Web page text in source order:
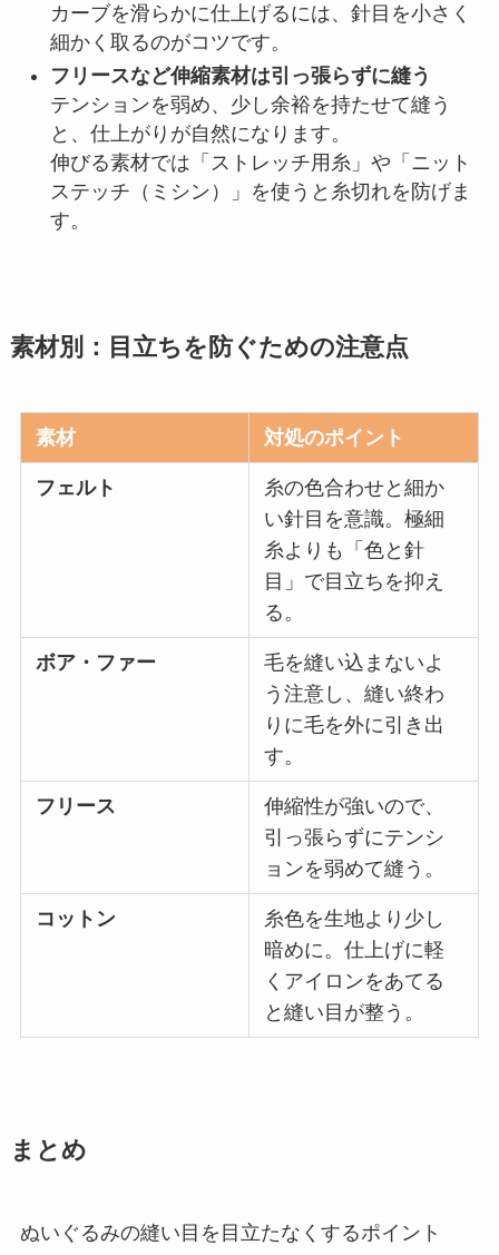
カーブを滑らかに仕上げるには、針目を小さく
細かく取るのがコツです。
フリースなど伸縮素材は引っ張らずに縫う
テンションを弱め、少し余裕を持たせて縫う
と、仕上がりが自然になります。
伸びる素材では「ストレッチ用糸」や「ニット
ステッチ（ミシン）」を使うと糸切れを防げま
す。
素材別：目立ちを防ぐための注意点
素材 対処のポイント
フェルト
糸の色合わせと細か
い針目を意識。極細
糸よりも「色と針
目」で目立ちを抑え
る。
ボア・ファー
毛を縫い込まないよ
う注意し、縫い終わ
りに毛を外に引き出
す。
フリース
伸縮性が強いので、
引っ張らずにテンシ
ョンを弱めて縫う。
コットン
糸色を生地より少し
暗めに。仕上げに軽
くアイロンをあてる
と縫い目が整う。
まとめ
ぬいぐるみの縫い目を目立たなくするポイント